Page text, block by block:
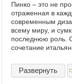
Пинко – это не
отраженная в
современным
всему миру, и
последнюю роль.
сочетание
Развернуть